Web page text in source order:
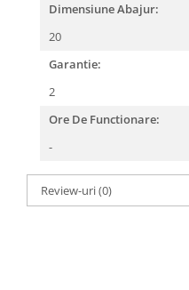
Dimensiune Abajur:
20
Garantie:
2
Ore De Functionare:
-
Review-uri(0)